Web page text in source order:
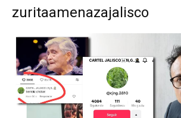
zuritaamenazajalisco